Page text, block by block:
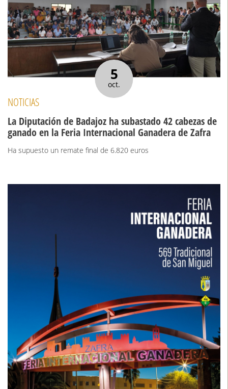
5
oct.
NOTICIAS
La Diputación de Badajoz ha subastado 42 cabezas de
ganado en la Feria Internacional Ganadera de Zafra
Ha supuesto un remate final de 6.820 euros